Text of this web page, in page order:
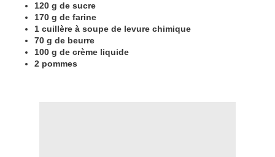
120 g de sucre
170 g de farine
1 cuillère à soupe de levure chimique
70 g de beurre
100 g de crème liquide
2 pommes